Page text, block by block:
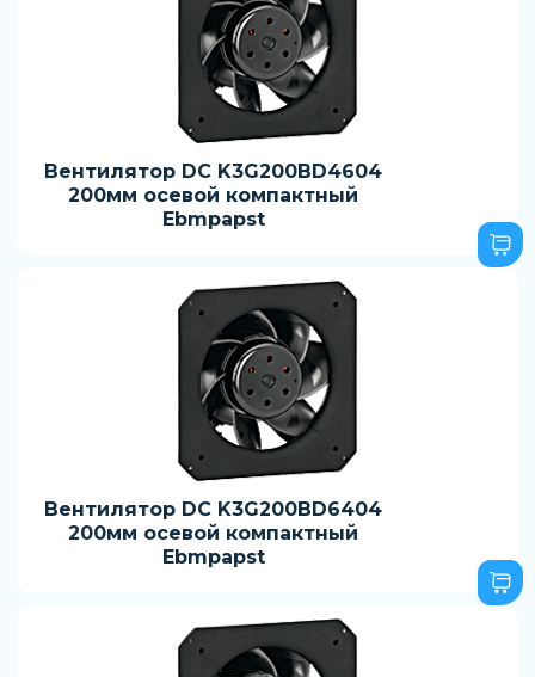
Вентилятор DC K3G200BD4604
200мм осевой компактный
Ebmpapst
Вентилятор DC K3G200BD6404
200мм осевой компактный
Ebmpapst